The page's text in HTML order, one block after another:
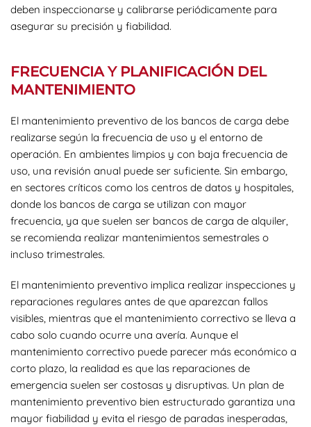
deben inspeccionarse y calibrarse periódicamente para
asegurar su precisión y fiabilidad.
FRECUENCIA Y PLANIFICACIÓN DEL
MANTENIMIENTO
El mantenimiento preventivo de los bancos de carga debe
realizarse según la frecuencia de uso y el entorno de
operación. En ambientes limpios y con baja frecuencia de
uso, una revisión anual puede ser suficiente. Sin embargo,
en sectores críticos como los centros de datos y hospitales,
donde los bancos de carga se utilizan con mayor
frecuencia, ya que suelen ser bancos de carga de alquiler,
se recomienda realizar mantenimientos semestrales o
incluso trimestrales.
El mantenimiento preventivo implica realizar inspecciones y
reparaciones regulares antes de que aparezcan fallos
visibles, mientras que el mantenimiento correctivo se lleva a
cabo solo cuando ocurre una avería. Aunque el
mantenimiento correctivo puede parecer más económico a
corto plazo, la realidad es que las reparaciones de
emergencia suelen ser costosas y disruptivas. Un plan de
mantenimiento preventivo bien estructurado garantiza una
mayor fiabilidad y evita el riesgo de paradas inesperadas,